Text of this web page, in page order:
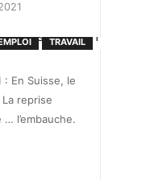
TRAVAIL
En Suisse, le
reprise
l’embauche.